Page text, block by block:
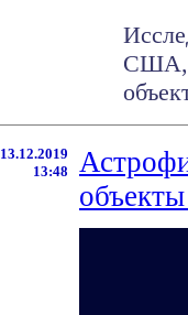
США,
13.12.2019
13:48